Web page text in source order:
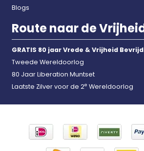
Blogs
Route naar de
GRATIS 80 jaar Vrede & Vrijheid
Tweede Wereldoorlog
80 Jaar Liberation Muntset
Laatste Zilver voor de 2e Wereldoorlog